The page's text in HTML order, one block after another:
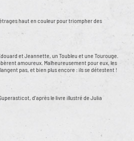
haut en couleur pour triompher des
et Jeannette, un Toubleu et une Tourouge.
amoureux. Malheureusement pour eux, les
pas, et bien plus encore : ils se détestent !
d’après le livre illustré de Julia